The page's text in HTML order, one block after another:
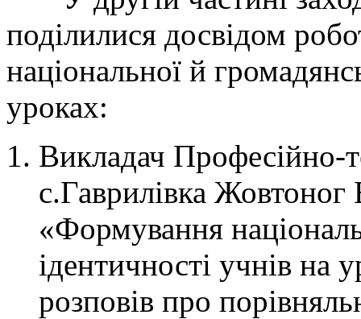
поділилися досвідом
національної й
уроках:
Викладач
с.Гаврилівка Жовтоног
«Формування
ідентичності учнів на
розповів про